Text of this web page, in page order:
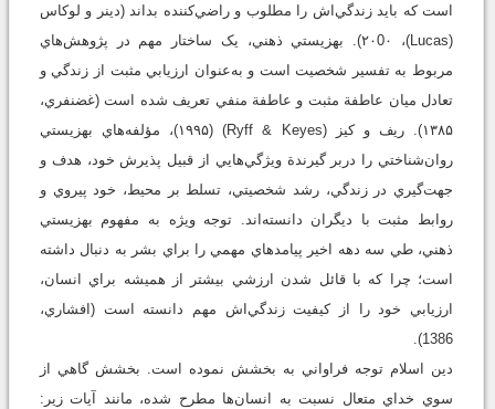
است که بايد زندگي‌اش را مطلوب و راضي‌کننده بداند (دينر و لوکاس
(Lucas)، ۲۰0۰). بهزيستي ذهني، يک ساختار مهم در پژوهش‌هاي
مربوط به تفسير شخصيت است و به‌عنوان ارزيابي مثبت از زندگي و
تعادل ميان عاطفة مثبت و عاطفة منفي تعريف شده است (غضنفري،
۱۳۸۵). ريف و کيز (Ryff & Keyes) (۱۹۹۵)، مؤلفه‌هاي بهزيستي
روان‌شناختي را دربر گيرندة ويژگي‌هايي از قبيل پذيرش خود، هدف و
جهت‌گيري در زندگي، رشد شخصيتي، تسلط بر محيط، خود پيروي و
روابط مثبت با ديگران دانسته‌اند. توجه ويژه به مفهوم بهزيستي
ذهني، طي سه دهه اخير پيامدهاي مهمي‌ را براي بشر به دنبال داشته
است؛ چرا که با قائل شدن ارزشي بيشتر از هميشه براي انسان،
ارزيابي خود را از کيفيت زندگي‌اش مهم دانسته است (افشاري،
1386).
دين اسلام توجه فراواني به بخشش نموده است. بخشش گاهي از
سوي خداي متعال نسبت به انسان‌ها مطرح شده، مانند آيات زير: